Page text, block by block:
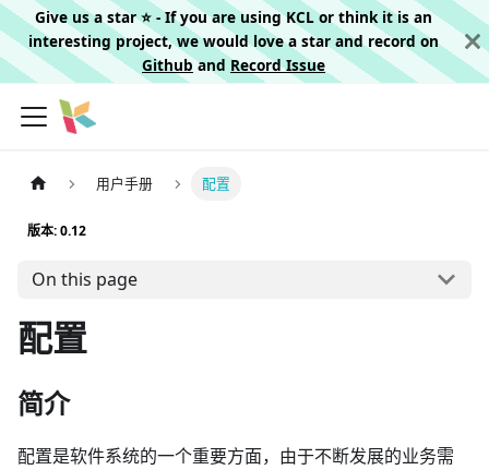
Give us a star ⭐️ - If you are using KCL or think it is an
interesting project, we would love a star and record on
Githuband Record Issue
用户手册 配置
版本: 0.12
On this page
配置
简介
配置是软件系统的一个重要方面，由于不断发展的业务需